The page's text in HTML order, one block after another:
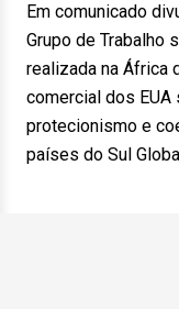
Em comunicado
Grupo de Trabalho
realizada na África
comercial dos EUA
protecionismo e
países do Sul